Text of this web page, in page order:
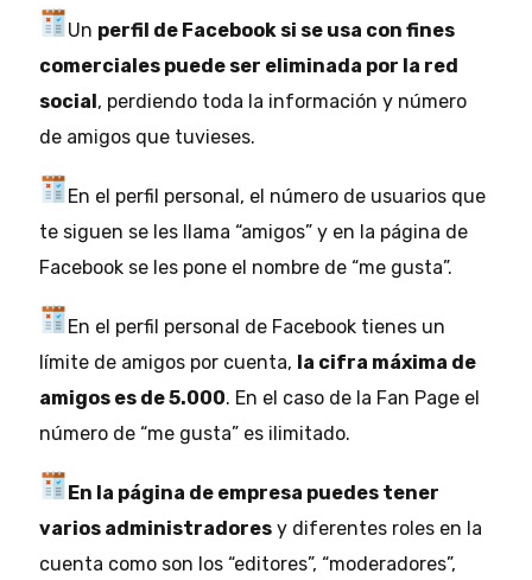
Un perfil de Facebook si se usa con fines
comerciales puede ser eliminada por la red
social, perdiendo toda la información y número
de amigos que tuvieses.
En el perfil personal, el número de usuarios que
te siguen se les llama “amigos” y en la página de
Facebook se les pone el nombre de “me gusta”.
En el perfil personal de Facebook tienes un
límite de amigos por cuenta, la cifra máxima de
amigos es de 5.000. En el caso de la Fan Page el
número de “me gusta” es ilimitado.
En la página de empresa puedes tener
varios administradores y diferentes roles en la
cuenta como son los “editores”, “moderadores”,